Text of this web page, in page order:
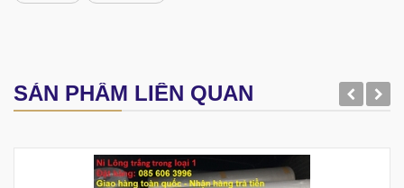
SẢN PHẨM LIÊN QUAN